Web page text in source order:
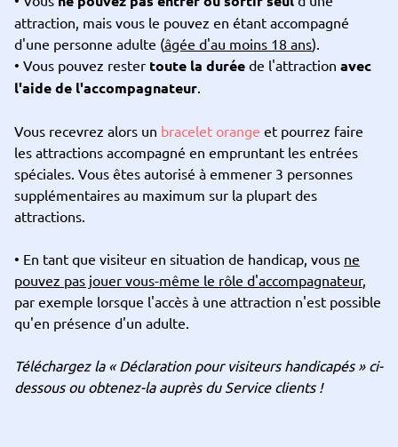
attraction, mais vous le pouvez en étant accompagné
d'une personne adulte (âgée d'au moins 18 ans).
• Vous pouvez rester toute la durée de l'attraction avec
l'aide de l'accompagnateur.
Vous recevrez alors un bracelet orange et pourrez faire
les attractions accompagné en empruntant les entrées
spéciales. Vous êtes autorisé à emmener 3 personnes
supplémentaires au maximum sur la plupart des
attractions.
• En tant que visiteur en situation de handicap, vous ne
pouvez pas jouer vous-même le rôle d'accompagnateur,
par exemple lorsque l'accès à une attraction n'est possible
qu'en présence d'un adulte.
Téléchargez la « Déclaration pour visiteurs handicapés » ci-
dessous ou obtenez-la auprès du Service clients !